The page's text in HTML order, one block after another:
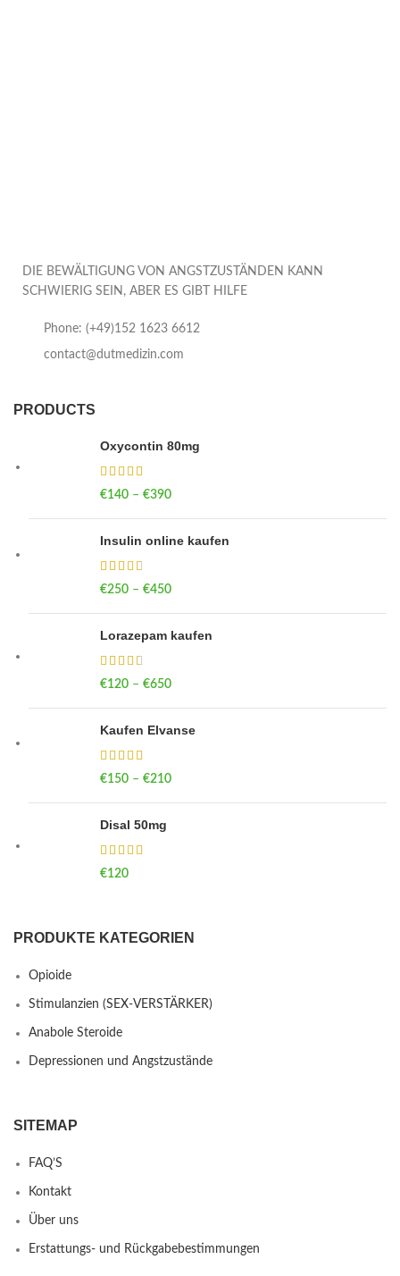
DIE BEWÄLTIGUNG VON ANGSTZUSTÄNDEN KANN
SCHWIERIG SEIN, ABER ES GIBT HILFE
Phone: (+49)152 1623 6612
contact@dutmedizin.com
PRODUCTS
Oxycontin 80mg
€140 – €390
Insulin online kaufen
€250 – €450
Lorazepam kaufen
€120 – €650
Kaufen Elvanse
€150 – €210
Disal 50mg
€120
PRODUKTE KATEGORIEN
Opioide
Stimulanzien (SEX-VERSTÄRKER)
Anabole Steroide
Depressionen und Angstzustände
SITEMAP
FAQ’S
Kontakt
Über uns
Erstattungs- und Rückgabebestimmungen